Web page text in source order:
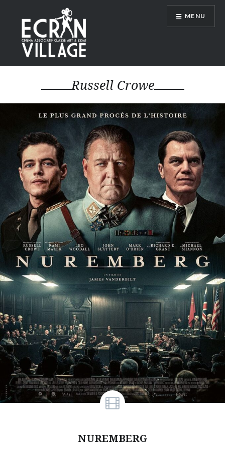
contenu
principal
ÉCRAN VILLAGE
MENU
Russell Crowe
NUREMBERG